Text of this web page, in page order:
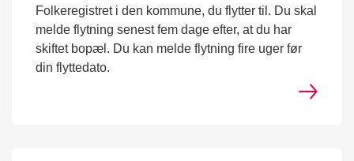
Folkeregistret i den kommune, du flytter til. Du skal
melde flytning senest fem dage efter, at du har
skiftet bopæl. Du kan melde flytning fire uger før
din flyttedato.